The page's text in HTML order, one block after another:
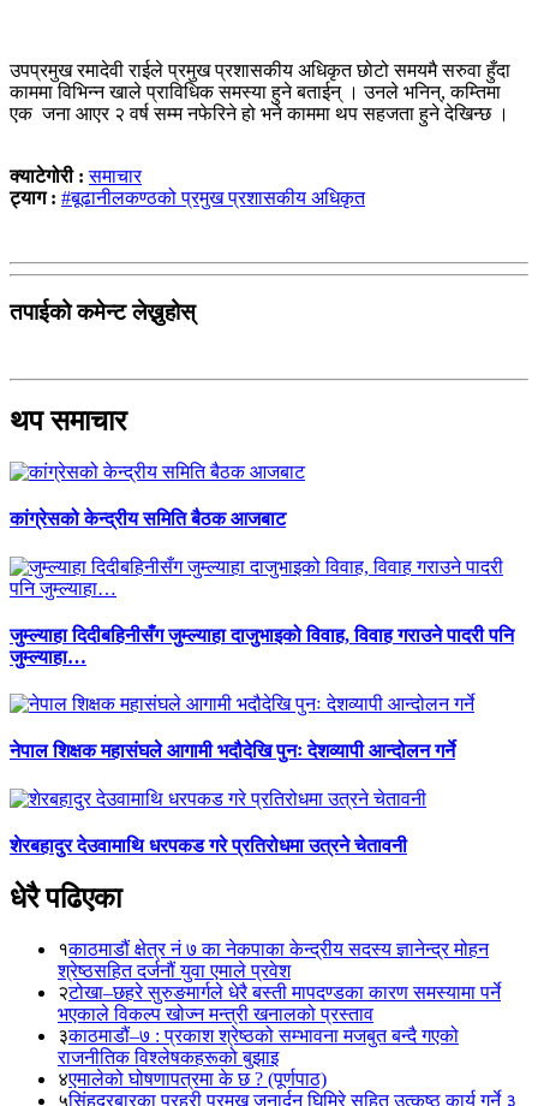
उपप्रमुख रमादेवी राईले प्रमुख प्रशासकीय अधिकृत छोटो समयमै सरुवा हुँदा
काममा विभिन्न खाले प्राविधिक समस्या हुने बताईन् । उनले भनिन्, कम्तिमा
एक जना आएर २ वर्ष सम्म नफेरिने हो भने काममा थप सहजता हुने देखिन्छ ।
क्याटेगोरी :समाचार
ट्याग : #बूढानीलकण्ठको प्रमुख प्रशासकीय अधिकृत
तपाईको कमेन्ट लेख्नुहोस्
थप समाचार
कांग्रेसको केन्द्रीय समिति बैठक आजबाट
जुम्ल्याहा दिदीबहिनीसँग जुम्ल्याहा दाजुभाइको विवाह, विवाह गराउने पादरी पनि
जुम्ल्याहा…
नेपाल शिक्षक महासंघले आगामी भदौदेखि पुनः देशव्यापी आन्दोलन गर्ने
शेरबहादुर देउवामाथि धरपकड गरे प्रतिरोधमा उत्रने चेतावनी
धेरै पढिएका
१काठमाडौं क्षेत्र नं ७ का नेकपाका केन्द्रीय सदस्य ज्ञानेन्द्र मोहन
श्रेष्ठसहित दर्जनौं युवा एमाले प्रवेश
२टोखा–छहरे सुरुङमार्गले धेरै बस्ती मापदण्डका कारण समस्यामा पर्ने
भएकाले विकल्प खोज्न मन्त्री खनालको प्रस्ताव
३काठमाडौं–७ : प्रकाश श्रेष्ठको सम्भावना मजबुत बन्दै गएको
राजनीतिक विश्लेषकहरूको बुझाइ
४एमालेको घोषणापत्रमा के छ ? (पूर्णपाठ)
५सिंहदरबारका प्रहरी प्रमुख जनार्दन घिमिरे सहित उत्कृष्ठ कार्य गर्ने ३